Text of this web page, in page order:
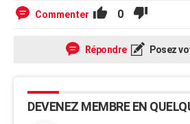
FORUM
Commenter 0
Répondre Posez
DEVENEZ MEMBRE EN